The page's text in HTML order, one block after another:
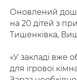
Оновлений
на 20 дітей з
Тишенківка,
«У закладі вже
для ігрової